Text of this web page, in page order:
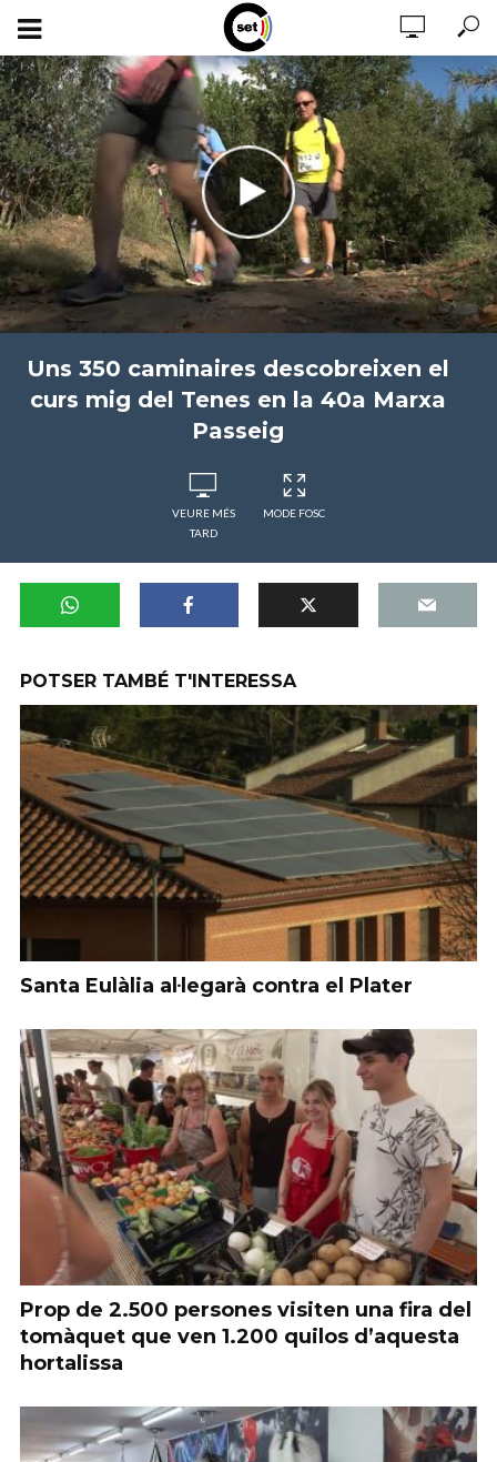
Uns 350 caminaires descobreixen el
curs mig del Tenes en la 40a Marxa
Passeig
VEURE MÉS
TARD
MODE FOSC
POTSER TAMBÉ T'INTERESSA
Santa Eulàlia al·legarà contra el Plater
Prop de 2.500 persones visiten una fira del
tomàquet que ven 1.200 quilos d’aquesta
hortalissa